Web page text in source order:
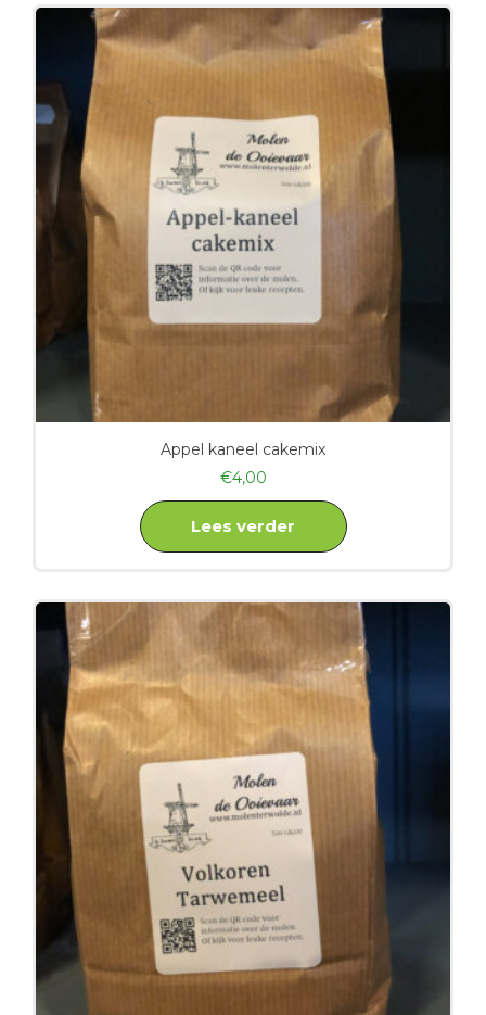
Appel kaneel cakemix
€4,00
Lees verder